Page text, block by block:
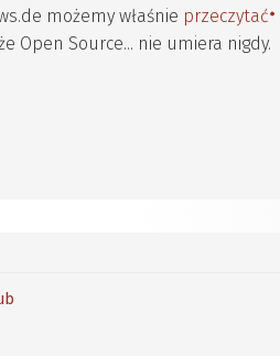
możemy właśnie przeczytać
Open Source... nie umiera nigdy.